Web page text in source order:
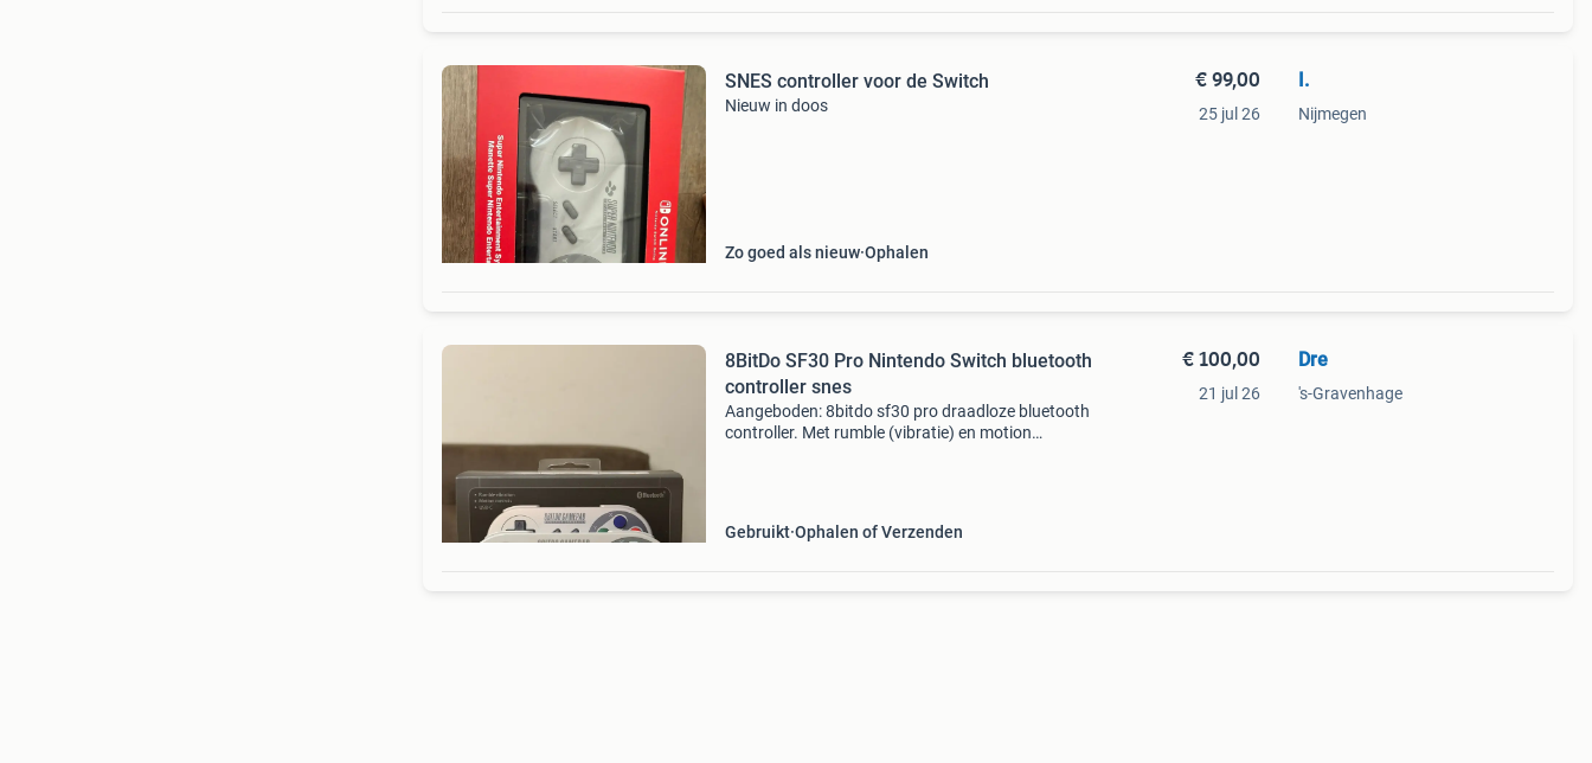
SNES controller voor de Switch
Nieuw in doos
Zo goed als nieuw Ophalen
€ 99,00
25 jul 26
I.
Nijmegen
8BitDo SF30 Pro Nintendo Switch bluetooth
controller snes
Aangeboden: 8bitdo sf30 pro draadloze bluetooth
controller. Met rumble (vibratie) en motion
Gebruikt Ophalen of Verzenden
€ 100,00
21 jul 26
Dre
's-Gravenhage